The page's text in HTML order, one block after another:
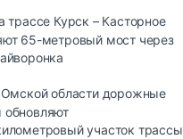
трассе Курск – Касторное
65-метровый мост через
области дорожные
участок трассы